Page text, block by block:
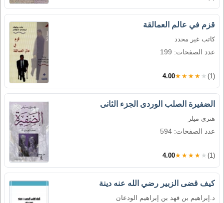
قزم في عالم العمالقة
كاتب غير محدد
عدد الصفحات: 199
4.00★★★★★ (1)
الضفيرة الصلب الوردى الجزء الثانى
هنرى ميلر
عدد الصفحات: 594
4.00★★★★★ (1)
كيف قضى الزبير رضي الله عنه دينة
د.إبراهيم بن فهد بن إبراهيم الودعان